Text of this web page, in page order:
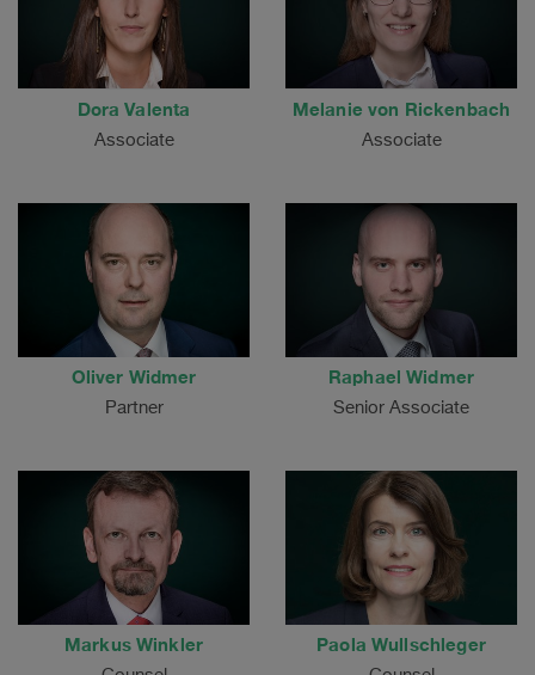
Dora Valenta
Associate
Melanie von Rickenbach
Associate
Oliver Widmer
Partner
Raphael Widmer
Senior Associate
Markus Winkler Paola Wullschleger